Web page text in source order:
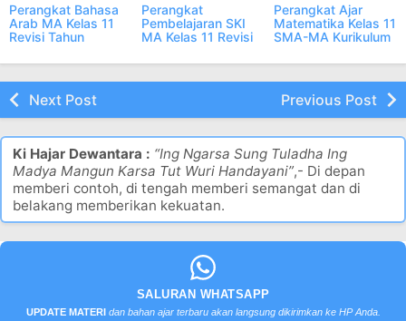
Perangkat Bahasa
Arab MA Kelas 11
Revisi Tahun
Perangkat
Pembelajaran SKI
MA Kelas 11 Revisi
Perangkat Ajar
Matematika Kelas 11
SMA-MA Kurikulum
2024/2025
Next Post Previous Post
Ki Hajar Dewantara : “Ing Ngarsa Sung Tuladha Ing
Madya Mangun Karsa Tut Wuri Handayani”,- Di depan
memberi contoh, di tengah memberi semangat dan di
belakang memberikan kekuatan.
SALURAN WHATSAPP
UPDATE MATERI dan bahan ajar terbaru akan langsung dikirimkan ke HP Anda.